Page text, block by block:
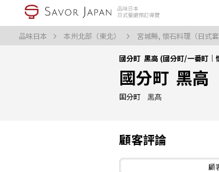
品味日本 本州北部（東北） 宮城縣, 懷石料理（日式套
國分町 黑高 (國分町/一番町｜
國分町 黑高
国分町 黒髙
顧客評論
顧